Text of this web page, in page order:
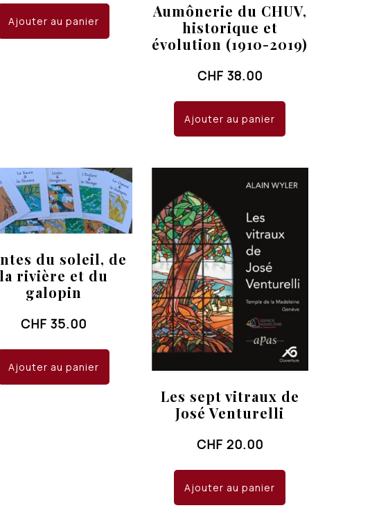
Ajouter au panier
Aumônerie du CHUV,
historique et
évolution (1910-2019)
CHF 38.00
Ajouter au panier
du soleil, de
la rivière et du
galopin
CHF 35.00
Ajouter au panier
Les sept vitraux de
José Venturelli
CHF 20.00
Ajouter au panier